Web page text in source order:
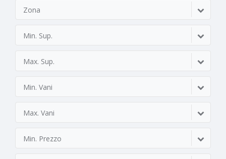
Zona
Min. Sup.
Max. Sup.
Min. Vani
Max. Vani
Min. Prezzo